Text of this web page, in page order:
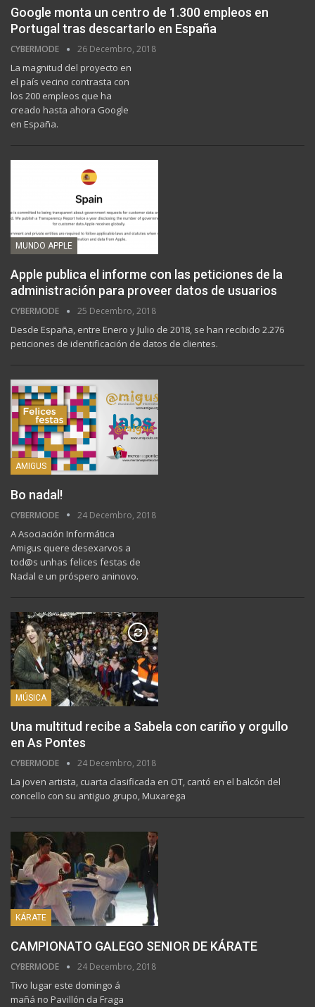
Google monta un centro de 1.300 empleos en
Portugal tras descartarlo en España
CYBERMODE 26 Decembro, 2018
La magnitud del proyecto en
el país vecino contrasta con
los 200 empleos que ha
creado hasta ahora Google
en España.
MUNDO APPLE
Apple publica el informe con las peticiones de la
administración para proveer datos de usuarios
CYBERMODE 25 Decembro, 2018
Desde España, entre Enero y Julio de 2018, se han recibido 2.276
peticiones de identificación de datos de clientes.
AMIGUS
Bo nadal!
CYBERMODE 24 Decembro, 2018
A Asociación Informática
Amigus quere desexarvos a
tod@s unhas felices festas de
Nadal e un próspero aninovo.
MÚSICA
Una multitud recibe a Sabela con cariño y orgullo
en As Pontes
CYBERMODE 24 Decembro, 2018
La joven artista, cuarta clasificada en OT, cantó en el balcón del
concello con su antiguo grupo, Muxarega
KÁRATE
CAMPIONATO GALEGO SENIOR DE KÁRATE
CYBERMODE 24 Decembro, 2018
Tivo lugar este domingo á
mañá no Pavillón da Fraga